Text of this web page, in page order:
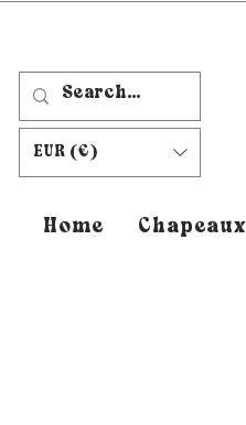
EUR (€)
Home Chapeaux